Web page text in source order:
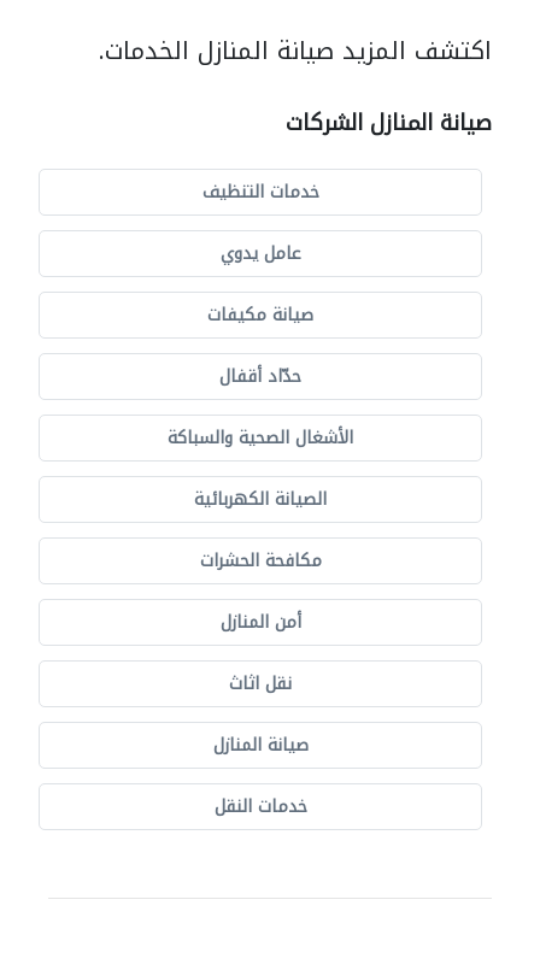
اكتشف المزيد صيانة المنازل الخدمات.
صيانة المنازل الشركات
خدمات التنظيف
عامل يدوي
صيانة مكيفات
حدّاد أقفال
الأشغال الصحية والسباكة
الصيانة الكهربائية
مكافحة الحشرات
أمن المنازل
نقل اثاث
صيانة المنازل
خدمات النقل